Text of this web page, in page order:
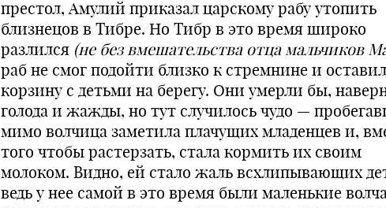
престол, Амулий приказал царскому рабу утопить
близнецов в Тибре. Но Тибр в это время широко
разлился (не без вмешательства отца мальчиков
раб не смог подойти близко к стремнине и оставил
корзину с детьми на берегу. Они умерли бы,
голода и жажды, но тут случилось чудо —
мимо волчица заметила плачущих младенцев и,
того чтобы растерзать, стала кормить их своим
молоком. Видно, ей стало жаль всхлипывающих
ведь у нее самой в это время были маленькие